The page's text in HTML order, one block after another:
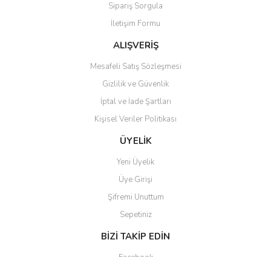
Sipariş Sorgula
İletişim Formu
ALIŞVERİŞ
Mesafeli Satış Sözleşmesi
Gizlilik ve Güvenlik
İptal ve İade Şartları
Kişisel Veriler Politikası
ÜYELİK
Yeni Üyelik
Üye Girişi
Şifremi Unuttum
Sepetiniz
BİZİ TAKİP EDİN